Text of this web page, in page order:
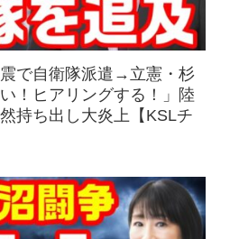
震で自衛隊派遣→立憲・杉
！ヒアリングする！」陸
持ち出し大炎上【KSLチ